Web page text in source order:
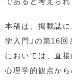
本稿は、掲載誌
学入門｣の第16回
においては、直
心理学的観点か